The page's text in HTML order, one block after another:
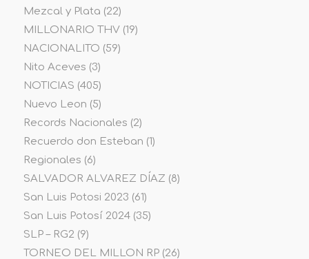
Mezcal y Plata (22)
MILLONARIO THV(19)
NACIONALITO (59)
Nito Aceves (3)
NOTICIAS (405)
Nuevo Leon (5)
Records Nacionales (2)
Recuerdo don Esteban (1)
Regionales (6)
SALVADOR ALVAREZ DÍAZ (8)
San Luis Potosi 2023 (61)
San Luis Potosí 2024(35)
SLP – RG2 (9)
TORNEO DEL MILLON RP(26)